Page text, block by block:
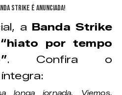
a Banda Strike
por tempo
. Confira o
longa jornada, Viemos,